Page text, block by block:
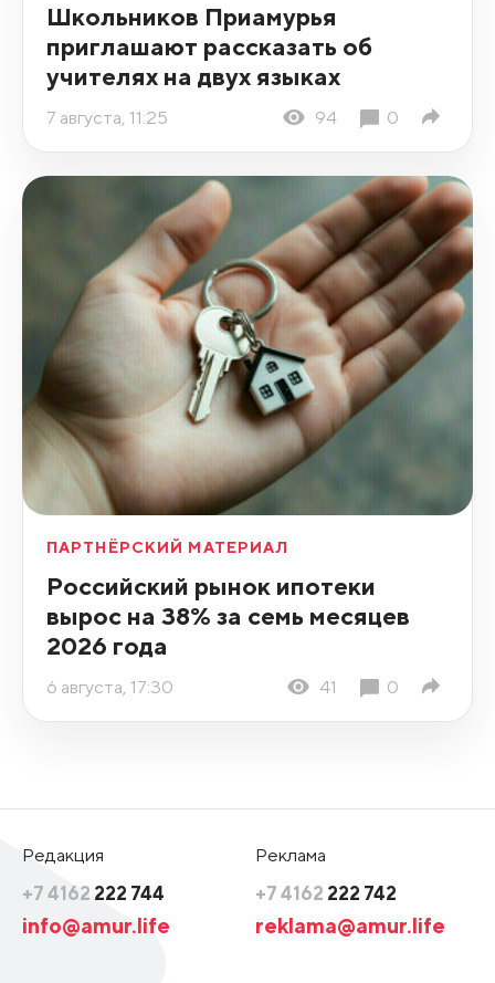
Школьников Приамурья
приглашают рассказать об
учителях на двух языках
7 августа, 11:25 94 0
ПАРТНЁРСКИЙ МАТЕРИАЛ
Российский рынок ипотеки
вырос на 38% за семь месяцев
2026 года
6 августа, 17:30 41 0
Редакция
+7 4162 222 744
info@amur.life
Реклама
+7 4162 222 742
reklama@amur.life